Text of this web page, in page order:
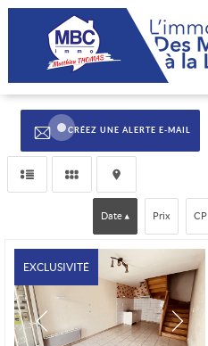
CRÉEZ UNE ALERTE E-MAIL
Date Prix CP
EXCLUSIVITÉ